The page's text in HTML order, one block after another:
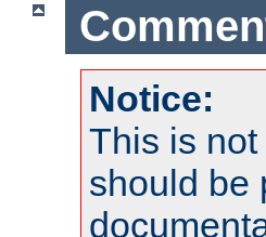
Notice:
This is
should be